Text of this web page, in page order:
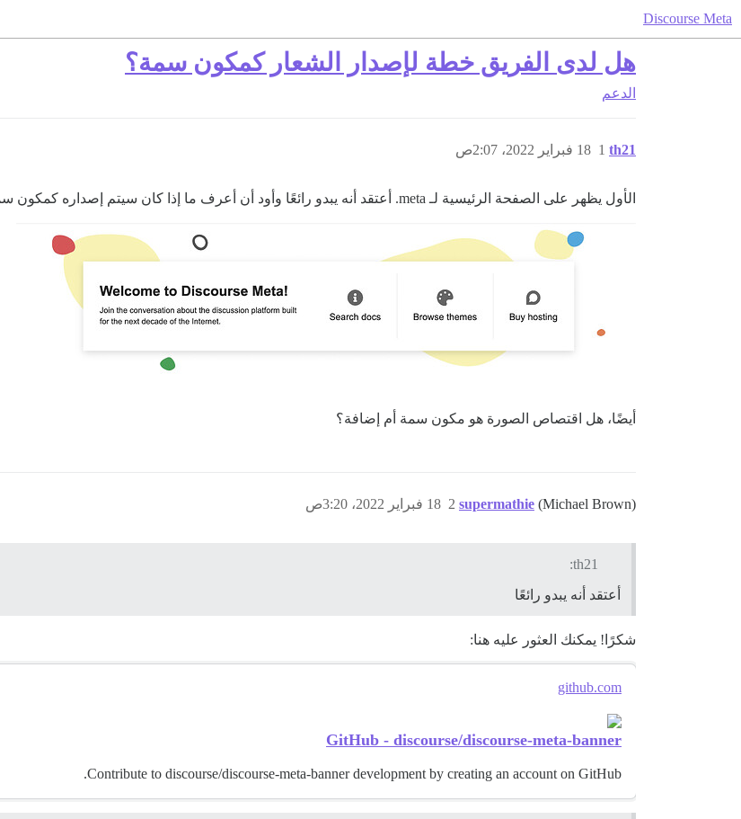
Discourse Meta
هل لدى الفريق خطة لإصدار الشعار كمكون سمة؟
الدعم
th21 18 فبراير 2022، 2:07ص 1
الأول يظهر على الصفحة الرئيسية لـ meta. أعتقد أنه يبدو رائعًا وأود أن أعرف ما إذا كان سيتم إصداره كمكون سمة. شكرًا!
أيضًا، هل اقتصاص الصورة هو مكون سمة أم إضافة؟
supermathie (Michael Brown) 18 فبراير 2022، 3:20ص 2
th21:
أعتقد أنه يبدو رائعًا
شكرًا! يمكنك العثور عليه هنا:
github.com
GitHub - discourse/discourse-meta-banner
Contribute to discourse/discourse-meta-banner development by creating an account on GitHub.